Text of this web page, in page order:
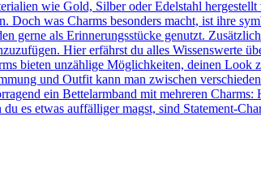
wie Gold, Silber oder Edelstahl
Doch was Charms besonders macht, ist ihre
gerne als Erinnerungsstücke genutzt.
Hier erfährst du alles Wissenswerte
bieten unzählige Möglichkeiten, deinen
und Outfit kann man zwischen
ein Bettelarmband mit mehreren
du es etwas auffälliger magst, sind Statement-